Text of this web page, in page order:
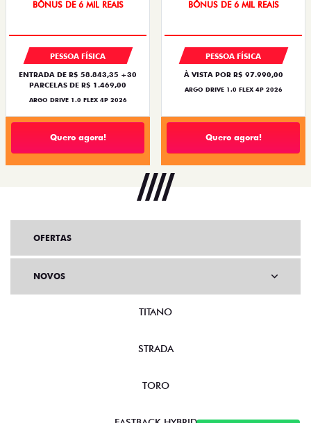
BÔNUS DE 6 MIL REAIS
PESSOA FÍSICA
ENTRADA DE R$ 58.843,35 +30
PARCELAS DE R$ 1.469,00
ARGO DRIVE 1.0 FLEX 4P 2026
Quero agora!
BÔNUS DE 6 MIL REAIS
PESSOA FÍSICA
À VISTA POR R$ 97.990,00
ARGO DRIVE 1.0 FLEX 4P 2026
Quero agora!
OFERTAS
NOVOS
TITANO
STRADA
TORO